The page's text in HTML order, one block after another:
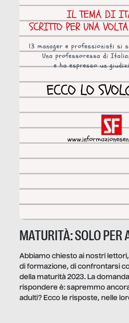
MATURITÀ: SOLO PER
Abbiamo chiesto ai nostri
di formazione, di confrontarsi
della maturità 2023. La
rispondere è: sapremmo
adulti? Ecco le risposte, nelle